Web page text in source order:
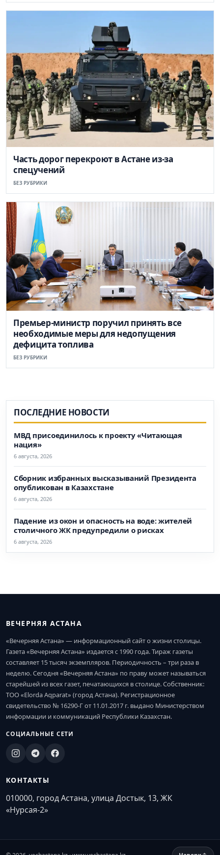
Часть дорог перекроют в Астане из-за
спецучений
БЕЗ РУБРИКИ
Премьер-министр поручил принять все
необходимые меры для недопущения
дефицита топлива
БЕЗ РУБРИКИ
ПОСЛЕДНИЕ НОВОСТИ
МВД присоединилось к проекту «Читающая
нация»
6 августа, 2026
Сборник избранных высказываний Президента
опубликован в Казахстане
6 августа, 2026
Падение из окон и опасность на воде: жителей
столичного ЖК предупредили о рисках
6 августа, 2026
ВЕЧЕРНЯЯ АСТАНА
«Вечерняя Астана» — информационный сайт о жизни столицы.
Газета «Вечерняя Астана» издается с 1990 года. Тираж газеты
составляет 15 тысяч экземпляров. Периодичность – три раза в
неделю. Сегодня «Вечерняя Астана» по праву может называться
старейшей из всех газет, печатающихся в столице. Собственник:
ТОО «Elorda Aqparat» (город Астана). Регистрационное
свидетельство № 16290-Г от 11.01.2017 г. выдано Министерством
информации и коммуникаций Республики Казахстан.
СОЦИАЛЬНЫЕ СЕТИ
КОНТАКТЫ
010000, город Астана, улица Достык, 13, ЖК
«Нурсая-2»